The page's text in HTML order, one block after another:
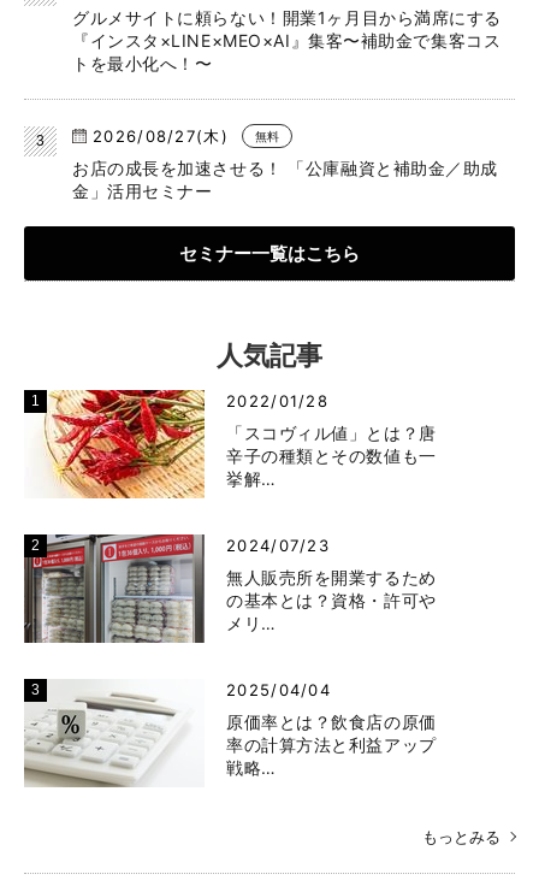
グルメサイトに頼らない！開業1ヶ月目から満席にする
『インスタ×LINE×MEO×AI』集客〜補助金で集客コス
トを最小化へ！〜
2026/08/27(木) 無料
お店の成長を加速させる！ 「公庫融資と補助金／助成
金」活用セミナー
セミナー一覧はこちら
人気記事
2022/01/28
「スコヴィル値」とは？唐
辛子の種類とその数値も一
挙解…
2024/07/23
無人販売所を開業するため
の基本とは？資格・許可や
メリ…
2025/04/04
原価率とは？飲食店の原価
率の計算方法と利益アップ
戦略…
もっとみる